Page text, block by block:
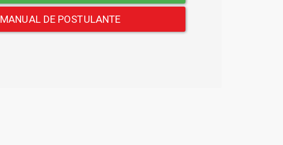
MANUAL DE POSTULANTE